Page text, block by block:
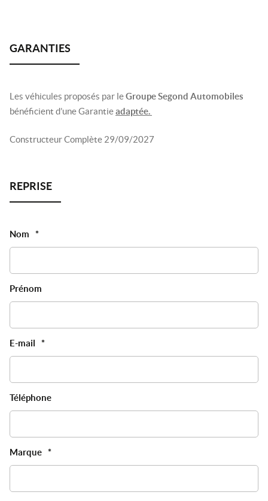
Les véhicules proposés par leGroupe Segond Automobiles
bénéficient d’une Garantieadaptée.
Constructeur Complète 29/09/2027
Nom *
Prénom
E-mail *
Téléphone
Marque *